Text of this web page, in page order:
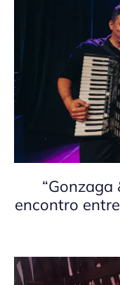
“Gonzaga
encontro